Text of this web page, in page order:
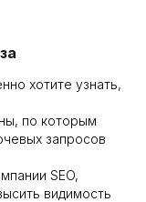
хотите узнать,
по которым
запросов
SEO,
видимость